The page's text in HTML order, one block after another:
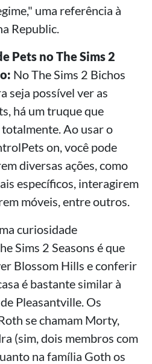
uma referência à
Republic.
Pets no The Sims 2
No The Sims 2 Bichos
seja possível ver as
há um truque que
Ao usar o
on, você pode
diversas ações, como
específicos, interagirem
móveis, entre outros.
curiosidade
Sims 2 Seasons é que
Blossom Hills e conferir
é bastante similar à
Pleasantville. Os
se chamam Morty,
(sim, dois membros com
na família Goth os